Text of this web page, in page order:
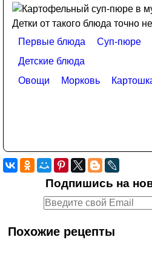
Детки от такого блюда точно
Первые блюда
Суп-пюре
Детские блюда
Овощи
Морковь
Подпишись на
Похожие рецепты